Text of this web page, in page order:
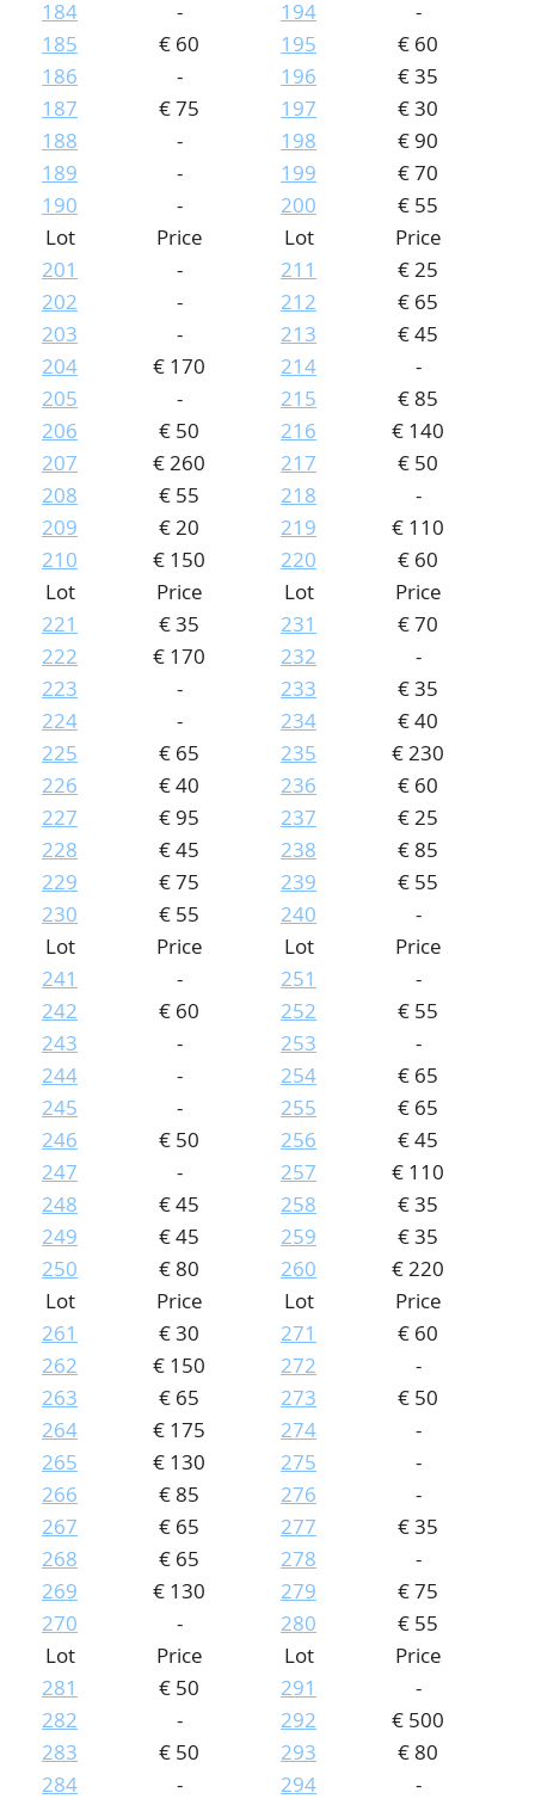
184
-
185
€ 60
186
-
187
€ 75
188
-
189
-
190
-
194
-
195
€ 60
196
€ 35
197
€ 30
198
€ 90
199
€ 70
200
€ 55
Lot
Price
201
-
202
-
203
-
204
€ 170
205
-
206
€ 50
207
€ 260
208
€ 55
209
€ 20
210
€ 150
Lot
Price
211
€ 25
212
€ 65
213
€ 45
214
-
215
€ 85
216
€ 140
217
€ 50
218
-
219
€ 110
220
€ 60
Lot
Price
221
€ 35
222
€ 170
223
-
224
-
225
€ 65
226
€ 40
227
€ 95
228
€ 45
229
€ 75
230
€ 55
Lot
Price
231
€ 70
232
-
233
€ 35
234
€ 40
235
€ 230
236
€ 60
237
€ 25
238
€ 85
239
€ 55
240
-
Lot
Price
241
-
242
€ 60
243
-
244
-
245
-
246
€ 50
247
-
248
€ 45
249
€ 45
250
€ 80
Lot
Price
251
-
252
€ 55
253
-
254
€ 65
255
€ 65
256
€ 45
257
€ 110
258
€ 35
259
€ 35
260
€ 220
Lot
Price
261
€ 30
262
€ 150
263
€ 65
264
€ 175
265
€ 130
266
€ 85
267
€ 65
268
€ 65
269
€ 130
270
-
Lot
Price
271
€ 60
272
-
273
€ 50
274
-
275
-
276
-
277
€ 35
278
-
279
€ 75
280
€ 55
Lot
Price
281
€ 50
282
-
283
€ 50
284
-
Lot
Price
291
-
292
€ 500
293
€ 80
294
-